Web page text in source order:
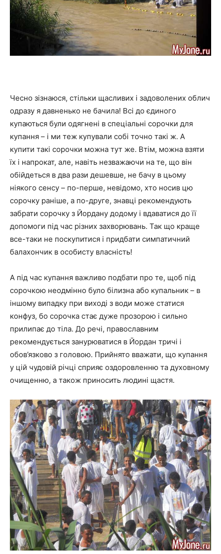
Чесно зізнаюся, стільки щасливих і задоволених облич
одразу я давненько не бачила! Всі до єдиного
купаються були одягнені в спеціальні сорочки для
купання – і ми теж купували собі точно такі ж. А
купити такі сорочки можна тут же. Втім, можна взяти
їх і напрокат, але, навіть незважаючи на те, що він
обійдеться в два рази дешевше, не бачу в цьому
ніякого сенсу – по-перше, невідомо, хто носив цю
сорочку раніше, а по-друге, знавці рекомендують
забрати сорочку з Йордану додому і вдаватися до її
допомоги під час різних захворювань. Так що краще
все-таки не поскупитися і придбати симпатичний
балахончик в особисту власність!
А під час купання важливо подбати про те, щоб під
сорочкою неодмінно було білизна або купальник – в
іншому випадку при виході з води може статися
конфуз, бо сорочка стає дуже прозорою і сильно
прилипає до тіла. До речі, православним
рекомендується занурюватися в Йордан тричі і
обов’язково з головою. Прийнято вважати, що купання
у цій чудовій річці сприяє оздоровленню та духовному
очищенню, а також приносить людині щастя.